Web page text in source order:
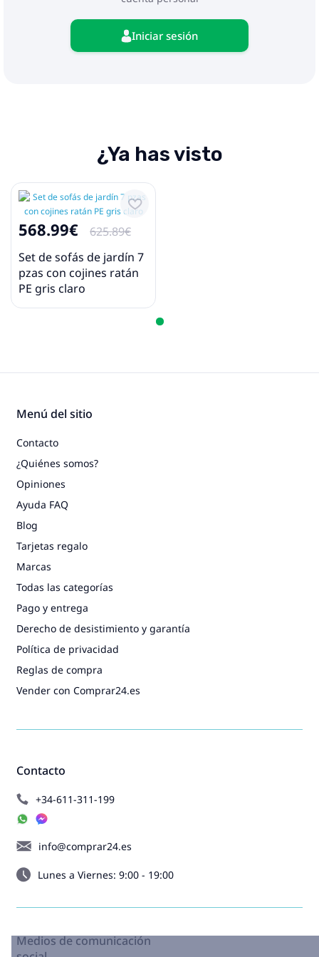
cm (largo x ancho x profundo)
La entrega contiene:
2 x Asientos de esquina
2 x Asientos centrales
Iniciar sesión
¿Ya has visto
568.99€
625.89€
Set de sofás de jardín 7
pzas con cojines ratán
PE gris claro
Contacto
+34-611-311-199
info@comprar24.es
Lunes a Viernes: 9:00 - 19:00
Menú del sitio
Contacto
¿Quiénes somos?
Opiniones
Ayuda FAQ
Blog
Tarjetas regalo
Marcas
Todas las categorías
Pago y entrega
Derecho de desistimiento y garantía
Política de privacidad
Reglas de compra
Vender con Comprar24.es
Medios de comunicación